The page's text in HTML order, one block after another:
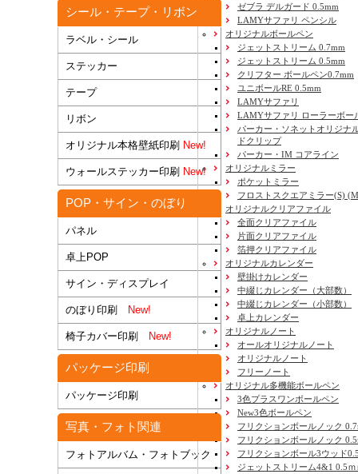
シール・テープ・リボン
ラベル・シール
ステッカー
テープ
リボン
オリジナル本格壁紙印刷 New!
ウォールステッカー印刷 New!
POP・サイン・のぼり
パネル
卓上POP
サイン・ディスプレイ
のぼり印刷 New!
椅子カバー印刷 New!
パッケージ印刷
パッケージ印刷
写真・フォト関連
フォトアルバム・フォトブック
ゼブラ デルガード 0.5mm
LAMYサファリ ペンシル
オリジナルボールペン
ジェットストリーム 0.7mm
ジェットストリーム 0.5mm
クリフター ボールペン0.7mm
ユニボールRE 0.5mm
LAMYサファリ
LAMYサファリ ローラーボー
パーカー・ソネットオリジナ
ドクリップ
パーカー・IM コアライン
オリジナルミラー
ポケットミラー
フロストスクエアミラー(S)
オリジナルクリアファイル
全面クリアファイル
片面クリアファイル
箔押クリアファイル
オリジナルカレンダー
壁掛けカレンダー
中綴じカレンダー（大部数）
中綴じカレンダー（小部数）
卓上カレンダー
オリジナルノート
オールオリジナルノート
オリジナルノート
フリーノート
オリジナル多機能ボールペン
3色プラスワンボールペン
New3色ボールペン
フリクションボールノック
フリクションボールノック
フリクションボール3ウッド
ジェットストリーム4&1 0.5ｍ